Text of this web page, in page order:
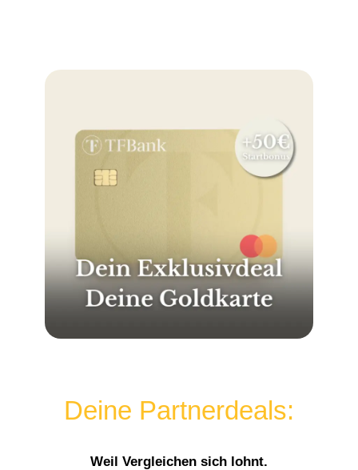
Deine Partnerdeals:
Weil Vergleichen sich lohnt.